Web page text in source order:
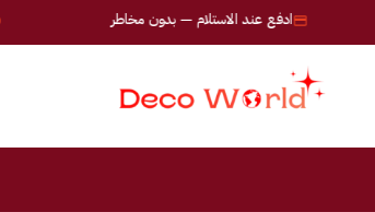
ادفع عند الاستلام — بدون مخاطر